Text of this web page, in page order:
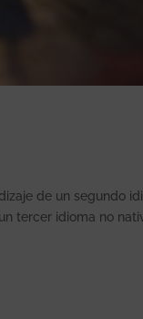
de un segundo
tercer idioma no